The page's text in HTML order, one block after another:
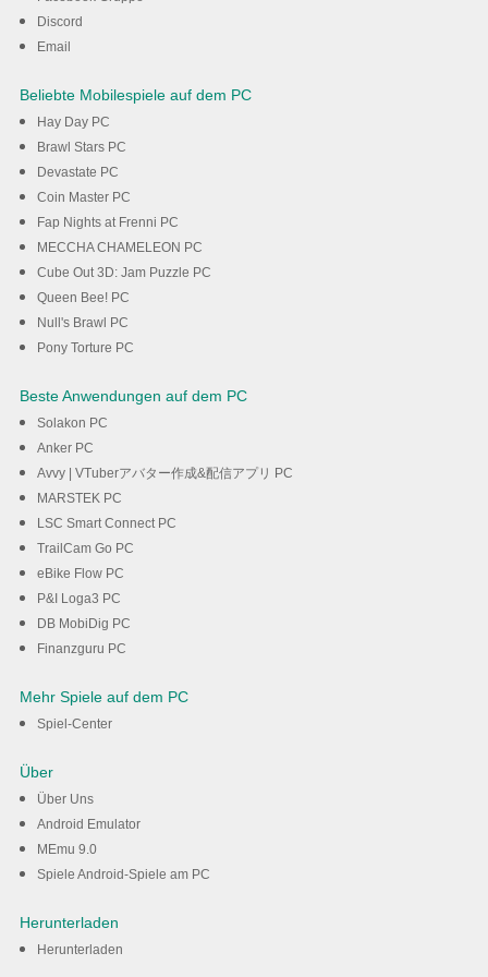
Discord
Email
Beliebte Mobilespiele auf dem PC
Hay Day PC
Brawl Stars PC
Devastate PC
Coin Master PC
Fap Nights at Frenni PC
MECCHA CHAMELEON PC
Cube Out 3D: Jam Puzzle PC
Queen Bee! PC
Null's Brawl PC
Pony Torture PC
Beste Anwendungen auf dem PC
Solakon PC
Anker PC
Avvy | VTuberアバター作成&配信アプリ PC
MARSTEK PC
LSC Smart Connect PC
TrailCam Go PC
eBike Flow PC
P&I Loga3 PC
DB MobiDig PC
Finanzguru PC
Mehr Spiele auf dem PC
Spiel-Center
Über
Über Uns
Android Emulator
MEmu 9.0
Spiele Android-Spiele am PC
Herunterladen
Herunterladen